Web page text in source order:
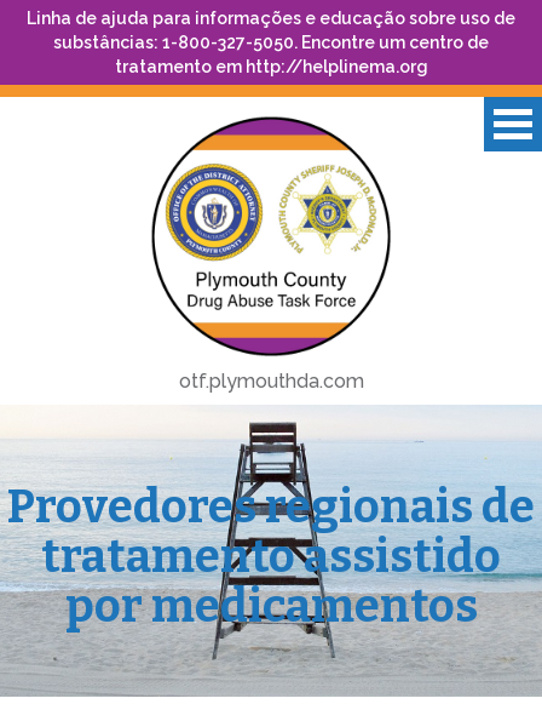
Linha de ajuda para informações e educação sobre uso de
substâncias: 1-800-327-5050. Encontre um centro de
tratamento em http://helplinema.org
otf.plymouthda.com
Provedores regionais de
tratamento assistido
por medicamentos